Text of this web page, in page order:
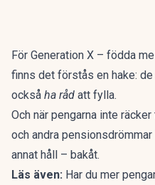
För Generation X – födda
finns det förstås en hake:
också ha råd att fylla.
Och när pengarna inte
och andra
annat håll – bakåt.
Läs även: Har du mer